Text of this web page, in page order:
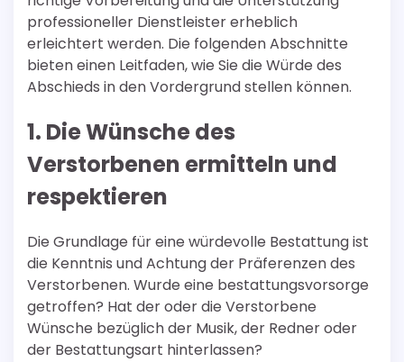
professioneller Dienstleister erheblich
erleichtert werden. Die folgenden Abschnitte
bieten einen Leitfaden, wie Sie die Würde des
Abschieds in den Vordergrund stellen können.
1. Die Wünsche des
Verstorbenen ermitteln und
respektieren
Die Grundlage für eine würdevolle Bestattung ist
die Kenntnis und Achtung der Präferenzen des
Verstorbenen. Wurde eine bestattungsvorsorge
getroffen? Hat der oder die Verstorbene
Wünsche bezüglich der Musik, der Redner oder
der Bestattungsart hinterlassen?